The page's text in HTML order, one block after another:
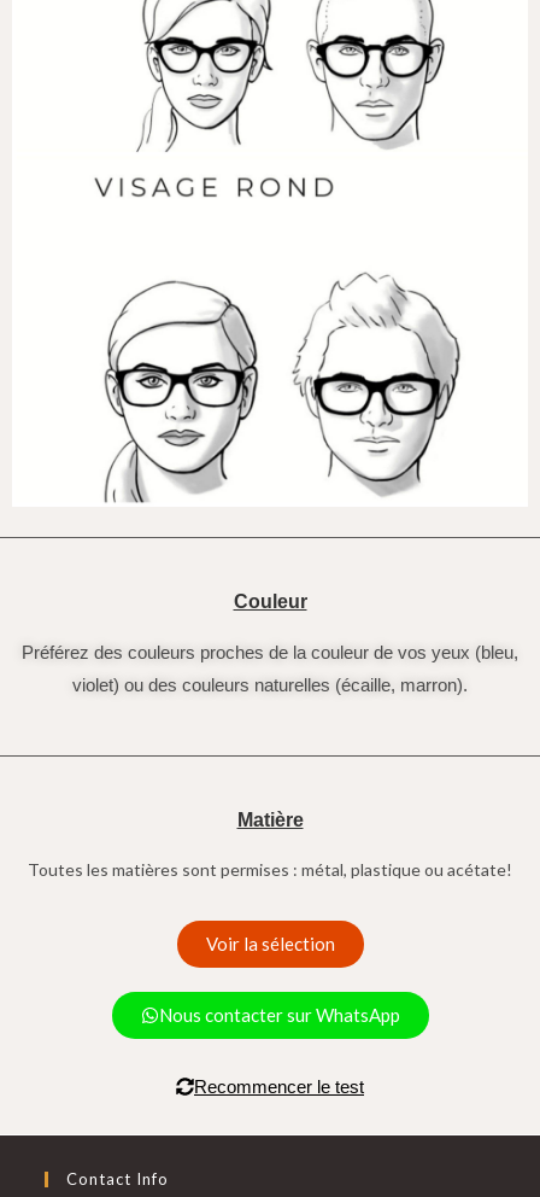
Couleur
Préférez des couleurs proches de la couleur de vos yeux (bleu,
violet) ou des couleurs naturelles (écaille, marron).
Matière
Toutes les matières sont permises : métal, plastique ou acétate!
Voir la sélection
Nous contacter sur WhatsApp
Recommencer le test
Contact Info